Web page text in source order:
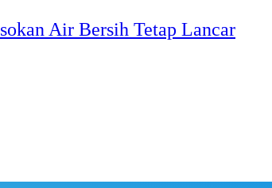
Air Bersih Tetap Lancar